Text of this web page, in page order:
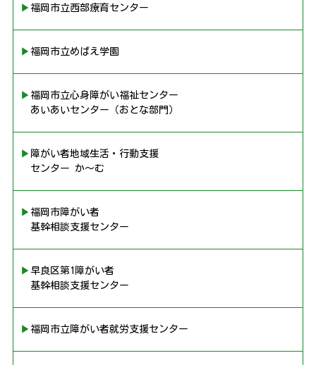
▶︎福岡市立西部療育センター
▶︎福岡市立めばえ学園
▶︎福岡市立心身障がい福祉センター
あいあいセンター（おとな部門）
▶︎障がい者地域生活・行動支援
センター か〜む
▶︎福岡市障がい者
基幹相談支援センター
▶︎早良区第1障がい者
基幹相談支援センター
▶︎福岡市立障がい者就労支援センター